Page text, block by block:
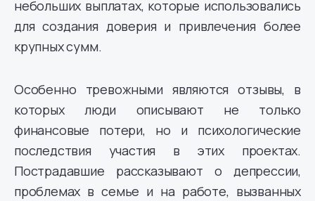
небольших выплатах, которые использовались
для создания доверия и привлечения более
крупных сумм.
Особенно тревожными являются отзывы, в
которых люди описывают не только
финансовые потери, но и психологические
последствия участия в этих проектах.
Пострадавшие рассказывают о депрессии,
проблемах в семье и на работе, вызванных